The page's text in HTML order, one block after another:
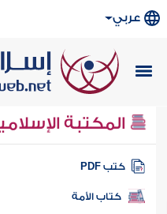
عربي
المكتبة
كتب PDF